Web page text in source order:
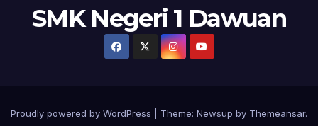
SMK Negeri 1 Dawuan
Proudly powered by WordPress Theme: Newsup by Themeansar.